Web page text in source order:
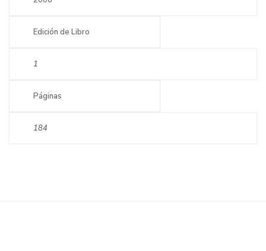
Edición de Libro
1
Páginas
184